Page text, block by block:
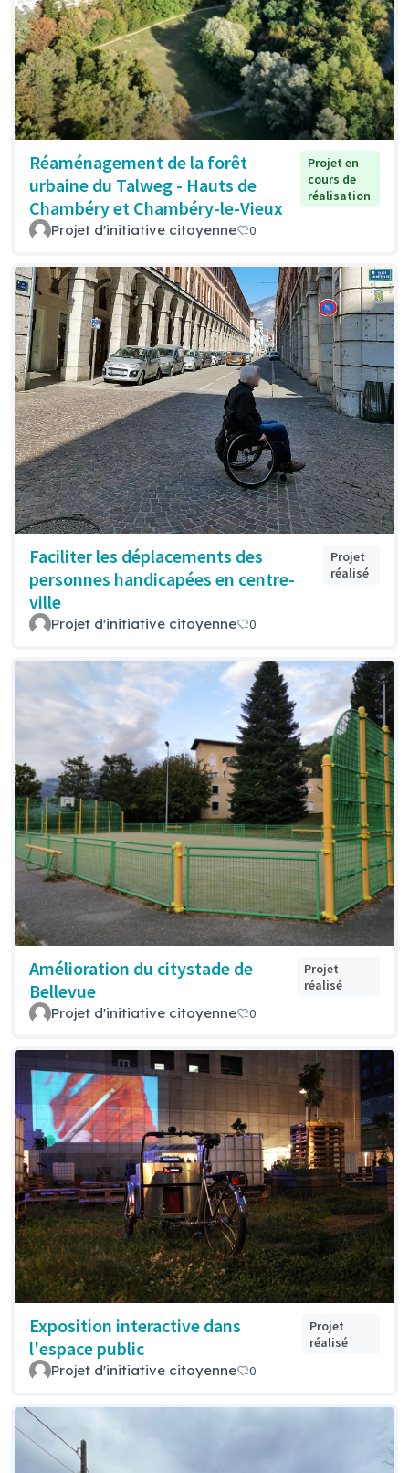
Réaménagement de la forêt
urbaine du Talweg - Hauts de
Chambéry et Chambéry-le-Vieux
Projet en
cours de
réalisation
Projet d'initiative citoyenne 0
Faciliter les déplacements des
personnes handicapées en centre-
ville
Projet
réalisé
Projet d'initiative citoyenne 0
Amélioration du citystade de
Bellevue
Projet
réalisé
Projet d'initiative citoyenne 0
Exposition interactive dans
l'espace public
Projet
réalisé
Projet d'initiative citoyenne 0